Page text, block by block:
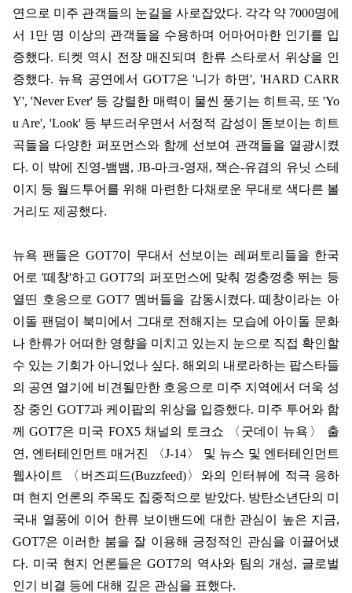
연으로 미주 관객들의 눈길을 사로잡았다. 각각 약 7000명에
서 1 만 명 이상의 관객들을 수용하며 어마어마한 인기를 입
증했다. 티켓 역시 전장 매진되며 한류 스타로서 위상을 인
증했다. 뉴욕 공연에서 GOT7은'니가 하면', 'HARD CARR
Y', 'Never Ever' 등 강렬한 매력이 물씬 풍기는 히트곡, 또'Yo
u Are', 'Look' 등 부드러우면서 서정적 감성이 돋보이는 히트
곡들을 다양한 퍼포먼스와 함께 선보여 관객들을 열광시켰
다. 이 밖에 진영-뱀뱀, JB-마크-영재 , 잭슨-유겸의 유닛 스테
이지 등 월드투어를 위해 마련한 다채로운 무대로 색다른 볼
거리도 제공했다.
뉴욕 팬들은 GOT7이 무대서 선보이는 레퍼토리들을 한국
어로 '떼창'하고GOT7의 퍼포먼스에 맞춰 껑충껑충 뛰는 등
열띤 호응으로GOT7 멤버들을 감동시켰다.떼창이라는 아
이돌 팬덤이 북미에서 그대로 전해지는 모습에 아이돌 문화
나 한류가 어떠한 영향을 미치고 있는지 눈으로 직접 확인할
수 있는 기회가 아니었나 싶다. 해외의 내로라하는 팝스타들
의 공연 열기에 비견될만한 호응으로 미주 지역에서 더욱 성
장 중인 GOT7과 케이팝의 위상을 입증했다. 미주 투어와 함
께GOT7은 미국 FOX5 채널의 토크쇼 〈 굿데이 뉴욕 〉 출
연 , 엔터테인먼트 매거진 〈J-14〉 및 뉴스 및 엔터테인먼트
웹사이트
〈 버즈피드(Buzzfeed)〉 와의 인터뷰에 적극 응하
며 현지 언론의 주목도 집중적으로 받았다. 방탄소년단의 미
국내 열풍에 이어 한류 보이밴드에 대한 관심이 높은 지금,
GOT7은 이러한 붐을 잘 이용해 긍정적인 관심을 이끌어냈
다. 미국 현지 언론들은 GOT7의 역사와 팀의 개성, 글로벌
인기 비결 등에 대해 깊은 관심을 표했다.